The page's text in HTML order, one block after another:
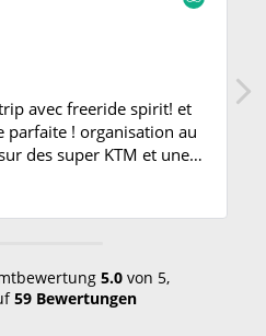
avec freeride spirit! et
parfaite ! organisation au
des super KTM et une
vivement !
5.0von 5,
59 Bewertungen